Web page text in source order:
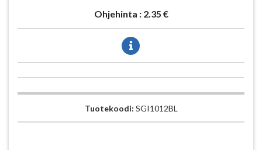
Ohjehinta : 2.35 €
Tuotekoodi: SGI1012BL